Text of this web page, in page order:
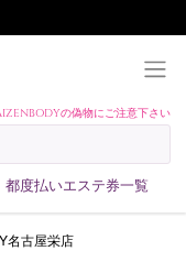
の偽物にご注意下さい
都度払いエステ券一覧
名古屋栄店